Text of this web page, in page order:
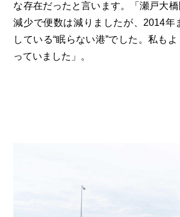
な存在だったと言います。「瀬戸大
減少で便数は減りましたが、2014年
している“眠らない港”でした。私も
っていました」。